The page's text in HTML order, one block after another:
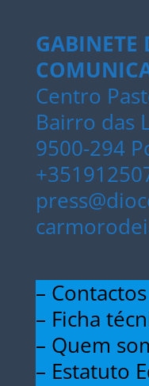
GABINETE
Centro
Bairro das
9500-294
– Contactos
– Ficha
– Quem
– Estatuto